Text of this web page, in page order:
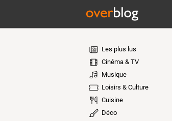
Les plus lus
Cinéma & TV
Musique
Loisirs & Culture
Cuisine
Déco